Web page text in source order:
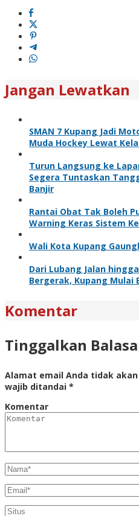
Jangan Lewatkan
SMAN 7 Kupang Jadi
Muda Hockey Lewat
Turun Langsung ke
Segera Tuntaskan
Banjir
Rantai Obat Tak Boleh
Warning Keras Sistem
Wali Kota Kupang
Dari Lubang Jalan
Bergerak, Kupang Mulai
Komentar
Tinggalkan
Alamat email Anda tidak
wajib ditandai *
Komentar